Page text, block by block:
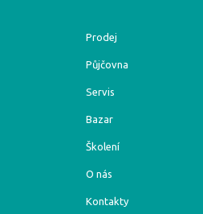
Prodej
Půjčovna
Servis
Bazar
Školení
O nás
Kontakty